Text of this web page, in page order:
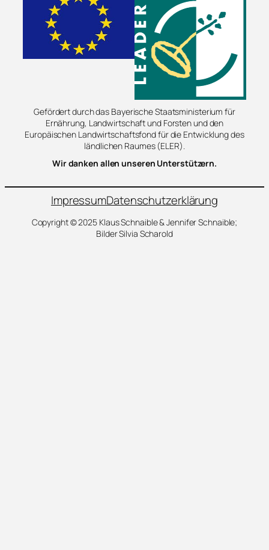
Gefördert durch das Bayerische Staatsministerium für
Ernährung, Landwirtschaft und Forsten und den
Europäischen Landwirtschaftsfond für die Entwicklung des
ländlichen Raumes (ELER).
Wir danken allen unseren Unterstützern.
ImpressumDatenschutzerklärung
Copyright © 2025 Klaus Schnaible & Jennifer Schnaible;
Bilder Silvia Scharold